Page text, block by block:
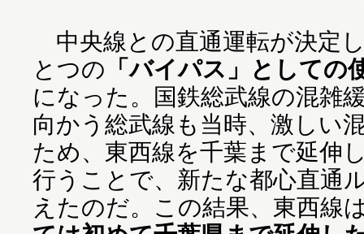
中央線との直通運転が決定
とつの 「バイパス」としての
になった。国鉄総武線の混雑
向かう総武線も当時、激しい
ため、東西線を千葉まで延伸
行うことで、新たな都心直通
えたのだ。この結果、東西線